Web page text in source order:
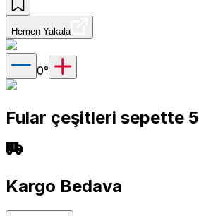
Hemen Yakala
0°
Fular çeşitleri sepette
Kargo Bedava